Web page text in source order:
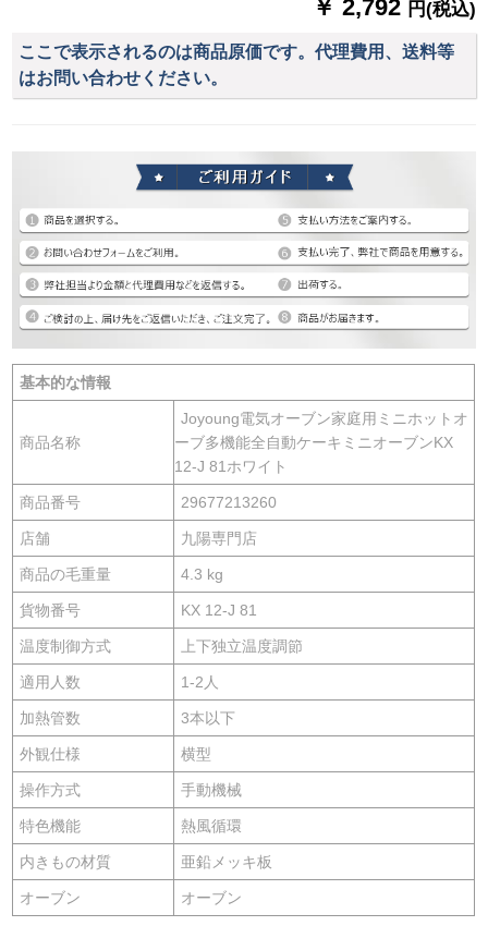
￥ 2,792 円(税込)
ここで表示されるのは商品原価です。代理費用、送料等
はお問い合わせください。
基本的な情報
商品名称
Joyoung電気オーブン家庭用ミニホットオ
ーブ多機能全自動ケーキミニオーブンKX
12-J 81ホワイト
商品番号 29677213260
店舗 九陽専門店
商品の毛重量 4.3 kg
貨物番号 KX 12-J 81
温度制御方式 上下独立温度調節
適用人数 1-2人
加熱管数 3本以下
外観仕様 横型
操作方式 手動機械
特色機能 熱風循環
内きもの材質 亜鉛メッキ板
オーブン オーブン